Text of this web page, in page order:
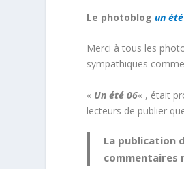
Le photoblogun
Merci à tous les
sympathiques
« Un été 06« , était
lecteurs de publier
La publication
commentaires